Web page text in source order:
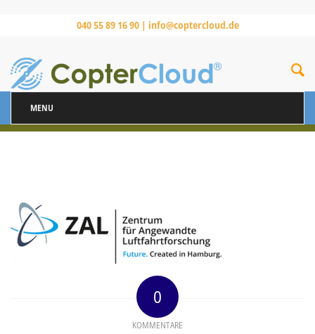
040 55 89 16 90 | info@coptercloud.de
MENU
0
KOMMENTARE